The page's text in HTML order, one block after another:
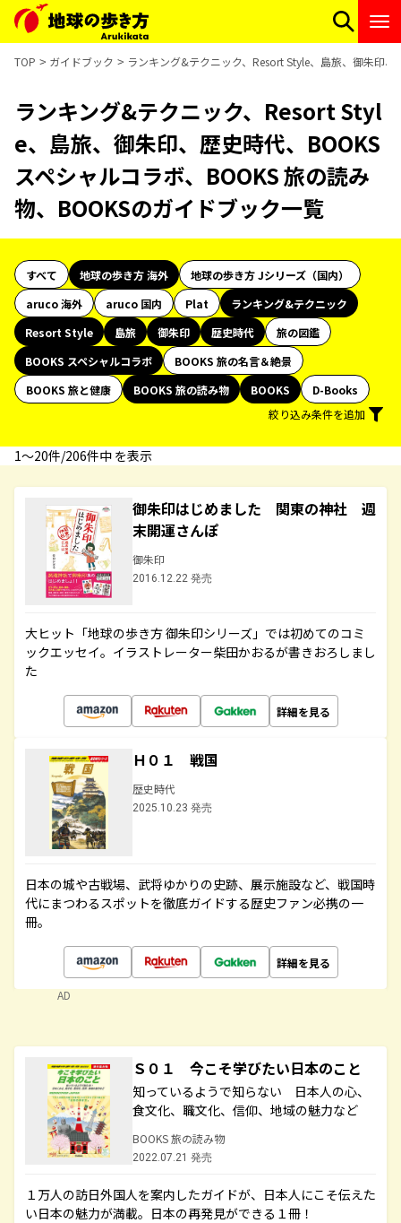
TOP ガイドブック ランキング&テクニック、Resort Style、島旅、御朱印
ランキング&テクニック、Resort Styl
e、島旅、御朱印、歴史時代、BOOKS
スペシャルコラボ、BOOKS 旅の読み
物、BOOKSのガイドブック一覧
すべて 地球の歩き方 海外
地球の歩き方 Jシリーズ（国内）
aruco 海外
aruco 国内 Plat
ランキング&テクニック
Resort Style
島旅 御朱印 歴史時代
旅の図鑑
BOOKS スペシャルコラボ
BOOKS 旅の名言＆絶景
BOOKS 旅と健康
BOOKS 旅の読み物 BOOKS
D-Books
絞り込み条件を追加
1〜20件/206件中 を表示
御朱印はじめました 関東の神社 週
末開運さんぽ
御朱印
2016.12.22 発売
大ヒット「地球の歩き方 御朱印シリーズ」では初めてのコミ
ックエッセイ。イラストレーター柴田かおるが書きおろしまし
た
詳細を見る
Ｈ０１ 戦国
歴史時代
2025.10.23 発売
日本の城や古戦場、武将ゆかりの史跡、展示施設など、戦国時
代にまつわるスポットを徹底ガイドする歴史ファン必携の一
冊。
詳細を見る
AD
Ｓ０１ 今こそ学びたい日本のこと
知っているようで知らない 日本人の心、
食文化、職文化、信仰、地域の魅力など
BOOKS 旅の読み物
2022.07.21 発売
１万人の訪日外国人を案内したガイドが、日本人にこそ伝えた
い日本の魅力が満載。日本の再発見ができる１冊！